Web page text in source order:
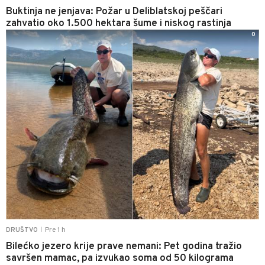
Buktinja ne jenjava: Požar u Deliblatskoj peščari
zahvatio oko 1.500 hektara šume i niskog rastinja
DRUŠTVO Pre 1 h
Bilećko jezero krije prave nemani: Pet godina tražio
savršen mamac, pa izvukao soma od 50 kilograma
0